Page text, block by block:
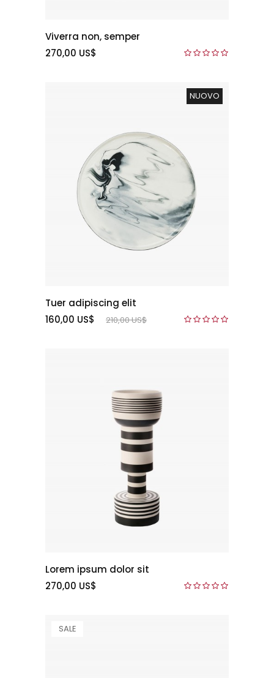
Viverra non, semper
270,00 US$
NUOVO
Tuer adipiscing elit
160,00 US$
210,00 US$
Lorem ipsum dolor sit
270,00 US$
SALE